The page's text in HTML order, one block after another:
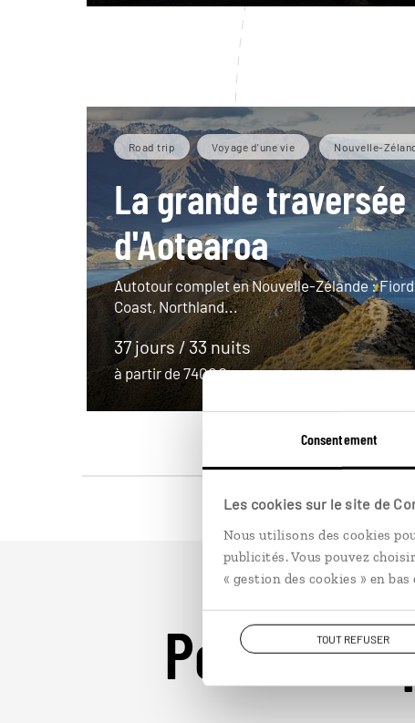
Consentement
Les cookies sur le site de
Nous utilisons des cookies
publicités. Vous pouvez
« gestion des cookies » en bas
TOUT REFUSER
Road trip Voyage d'une vie Nouvelle-
La grande traversée
d'Aotearoa
Autotour complet en Nouvelle-Zélande :
Coast, Northland...
37 jours / 33 nuits
à partir de 7400€
Pour aller